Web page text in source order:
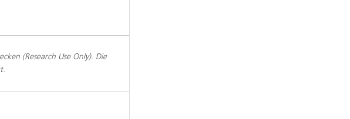
(Research Use Only). Die